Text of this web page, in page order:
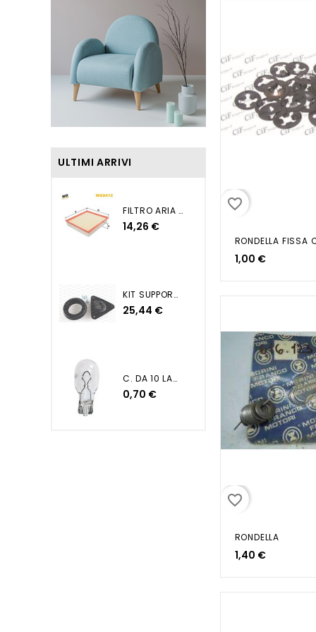
ULTIMI ARRIVI
FILTRO ARIA QASHQAI...
14,26 €
KIT SUPPORTO AMMORTIZZATORE...
25,44 €
C. DA 10 LAMP. 12V 16W -...
0,70 €
favorite_border
1,00 €
favorite_border
RONDELLA
1,40 €